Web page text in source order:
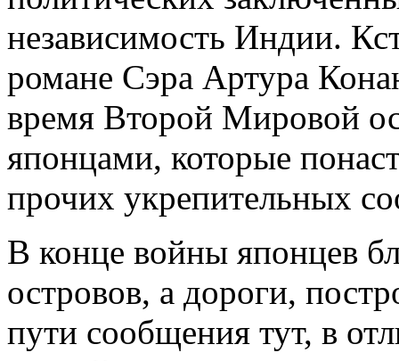
независимость Индии.
романе Сэра Артура
время Второй Мировой
японцами, которые
прочих укрепительных
В конце войны японцев
островов, а дороги,
пути сообщения тут, в